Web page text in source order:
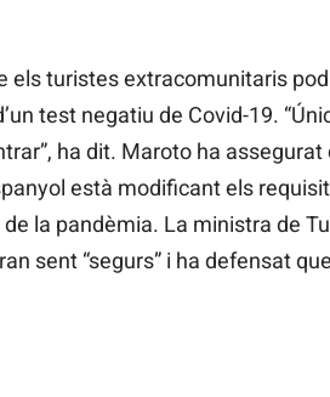
els turistes extracomunitaris
test negatiu de Covid-19.
ha dit. Maroto ha assegurat
està modificant els
de la pandèmia. La ministra de
sent “segurs” i ha defensat